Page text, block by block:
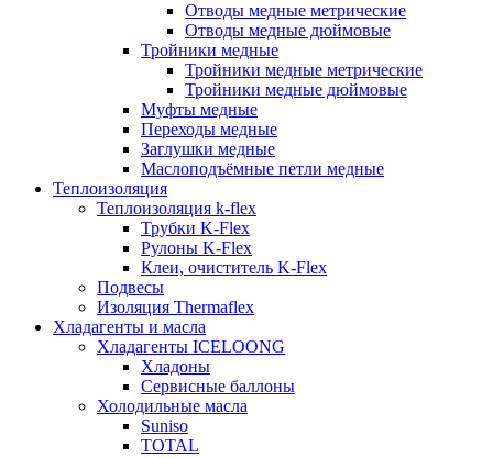
Отводы медные метрические
Отводы медные дюймовые
Тройники медные
Тройники медные метрические
Тройники медные дюймовые
Муфты медные
Переходы медные
Заглушки медные
Маслоподъёмные петли медные
Теплоизоляция
Теплоизоляция k-flex
Трубки K-Flex
Рулоны K-Flex
Клеи, очиститель K-Flex
Подвесы
Изоляция Thermaflex
Хладагенты и масла
Хладагенты ICELOONG
Хладоны
Сервисные баллоны
Холодильные масла
Suniso
TOTAL